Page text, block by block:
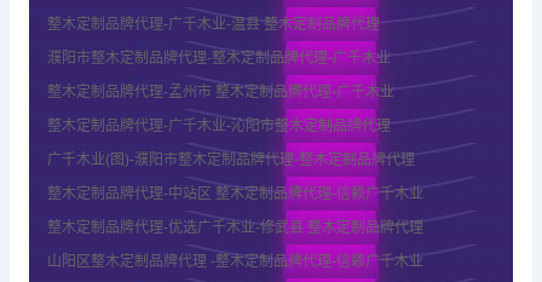
整木定制品牌代理-广千木业-温县 整木定制品牌代理
濮阳市整木定制品牌代理-整木定制品牌代理-广千木业
整木定制品牌代理-孟州市 整木定制品牌代理-广千木业
整木定制品牌代理-广千木业-沁阳市整木定制品牌代理
广千木业(图)-濮阳市整木定制品牌代理-整木定制品牌代理
整木定制品牌代理-中站区 整木定制品牌代理-信赖广千木业
整木定制品牌代理-优选广千木业-修武县 整木定制品牌代理
山阳区整木定制品牌代理 -整木定制品牌代理-信赖广千木业